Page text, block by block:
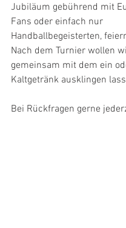
Jubiläum gebührend mit
Fans oder einfach nur
Handballbegeisterten,
Nach dem Turnier wollen
gemeinsam mit dem ein
Kaltgetränk ausklingen
Bei Rückfragen gerne